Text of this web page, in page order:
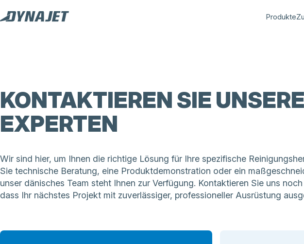
Produkte
KONTAKTIEREN SIE
EXPERTEN
Wir sind hier, um Ihnen die richtige Lösung für Ihre spezifische
Sie technische Beratung, eine Produktdemonstration oder ein
unser dänisches Team steht Ihnen zur Verfügung. Kontaktieren Sie uns
dass Ihr nächstes Projekt mit zuverlässiger, professioneller Ausrüstung